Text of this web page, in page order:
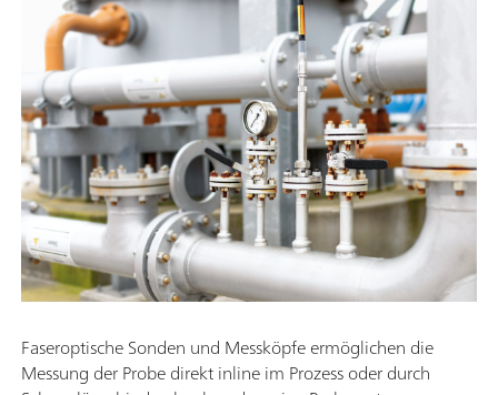
Faseroptische Sonden und Messköpfe ermöglichen die
Messung der Probe direkt inline im Prozess oder durch